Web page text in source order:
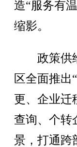
造“服务有
缩影。
政策供给
区全面推出
更、企业迁
查询、个转
景，打通跨